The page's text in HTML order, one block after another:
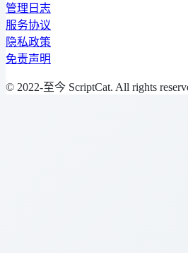
管理日志
服务协议
隐私政策
免责声明
© 2022-至今 ScriptCat. All rights